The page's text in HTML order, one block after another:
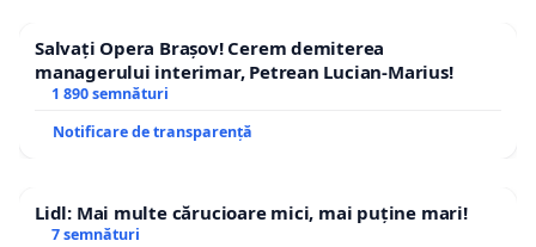
Salvați Opera Brașov! Cerem demiterea
managerului interimar, Petrean Lucian-Marius!
1 890 semnături
Notificare de transparență
Lidl: Mai multe cărucioare mici, mai puține mari!
7 semnături